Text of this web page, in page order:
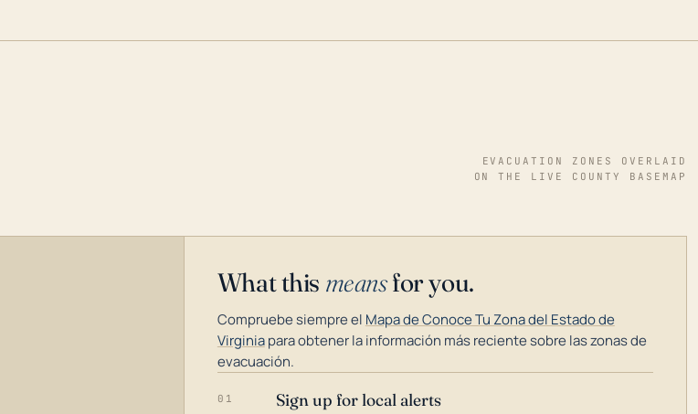
EVACUATION ZONES OVERLAID
ON THE LIVE COUNTY BASEMAP
What this meansfor you.
Compruebe siempre el Mapa de Conoce Tu Zona del Estado de
Virginiapara obtener la información más reciente sobre las zonas de
evacuación.
01 Sign up for local alerts